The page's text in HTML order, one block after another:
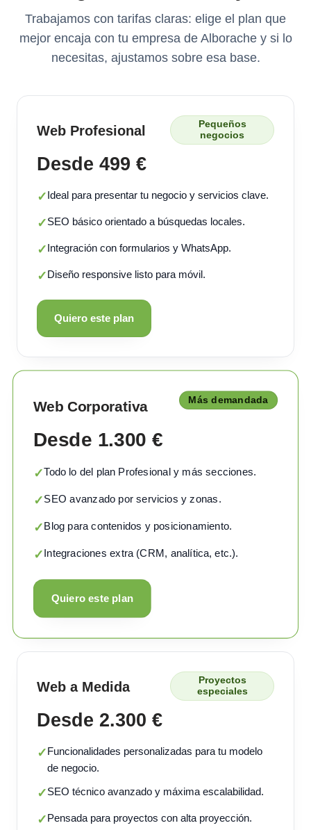
Trabajamos con tarifas claras: elige el plan que
mejor encaja con tu empresa de Alborache y si lo
necesitas, ajustamos sobre esa base.
Web Profesional
Pequeños
negocios
Desde 499 €
✓Ideal para presentar tu negocio y servicios clave.
✓SEO básico orientado a búsquedas locales.
✓Integración con formularios y WhatsApp.
✓Diseño responsive listo para móvil.
Quiero este plan
Web Corporativa Más demandada
Desde 1.300 €
✓Todo lo del plan Profesional y más secciones.
✓SEO avanzado por servicios y zonas.
✓Blog para contenidos y posicionamiento.
✓Integraciones extra (CRM, analítica, etc.).
Quiero este plan
Web a Medida
Proyectos
especiales
Desde 2.300 €
✓Funcionalidades personalizadas para tu modelo
de negocio.
✓SEO técnico avanzado y máxima escalabilidad.
✓Pensada para proyectos con alta proyección.